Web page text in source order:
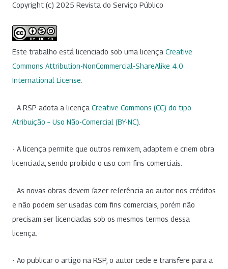
Copyright (c) 2025 Revista do Serviço Público
Este trabalho está licenciado sob uma licença Creative
Commons Attribution-NonCommercial-ShareAlike 4.0
International License
- A RSP adota a licença Creative Commons (CC) do tipo
Atribuição – Uso Não-Comercial (BY-NC)
- A licença permite que outros remixem, adaptem e criem obra
licenciada, sendo proibido o uso com fins comerciais.
- As novas obras devem fazer referência ao autor nos créditos
e não podem ser usadas com fins comerciais, porém não
precisam ser licenciadas sob os mesmos termos dessa
licença.
- Ao publicar o artigo na RSP, o autor cede e transfere para a